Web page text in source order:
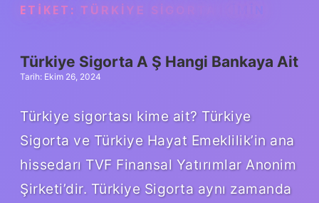
ETIKET: TÜRKIYE SIGORTA KIMIN
Türkiye Sigorta A Ş Hangi Bankaya Ait
Tarih: Ekim 26, 2024
Türkiye sigortası kime ait? Türkiye
Sigorta ve Türkiye Hayat Emeklilik’in ana
hissedarı TVF Finansal Yatırımlar Anonim
Şirketi’dir. Türkiye Sigorta aynı zamanda